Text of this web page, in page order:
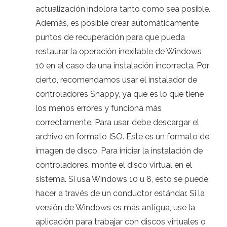
actualización indolora tanto como sea posible.
Además, es posible crear automáticamente
puntos de recuperación para que pueda
restaurar la operación inexilable de Windows
10 en el caso de una instalación incorrecta. Por
cierto, recomendamos usar el instalador de
controladores Snappy, ya que es lo que tiene
los menos errores y funciona más
correctamente. Para usar, debe descargar el
archivo en formato ISO. Este es un formato de
imagen de disco. Para iniciar la instalación de
controladores, monte el disco virtual en el
sistema. Si usa Windows 10 u 8, esto se puede
hacer a través de un conductor estándar. Si la
versión de Windows es más antigua, use la
aplicación para trabajar con discos virtuales o